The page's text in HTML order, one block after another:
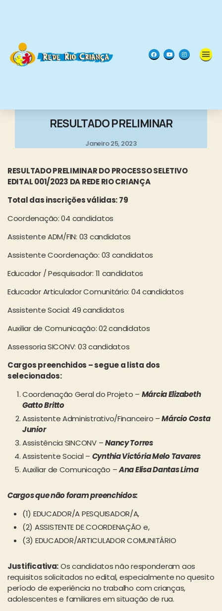
RESULTADO PRELIMINAR
Janeiro 25, 2023
RESULTADO PRELIMINAR DO PROCESSO SELETIVO
EDITAL 001/2023 DA REDE RIO CRIANÇA
Total das inscrições válidas: 79
Coordenação: 04 candidatos
Assistente ADM/FIN: 03 candidatos
Assistente Coordenação: 03 candidatos
Educador / Pesquisador: 11 candidatos
Educador Articulador Comunitário: 04 candidatos
Assistente Social: 49 candidatos
Auxiliar de Comunicação: 02 candidatos
Assessoria SICONV: 03 candidatos
Cargos preenchidos – segue a lista dos
selecionados:
Coordenação Geral do Projeto – Márcia Elizabeth
Gatto Britto
Assistente Administrativo/Financeiro –Márcio Costa
Junior
Assistência SINCONV –Nancy Torres
Assistente Social – Cynthia Victória Melo Tavares
Auxiliar de Comunicação –Ana Elisa Dantas Lima
Cargos que não foram preenchidos:
(1) EDUCADOR/A PESQUISADOR/A,
(2) ASSISTENTE DE COORDENAÇÃO e,
(3) EDUCADOR/ARTICULADOR COMUNITÁRIO
Justificativa:Os candidatos não responderam aos
requisitos solicitados no edital, especialmente no quesito
período de experiência no trabalho com crianças,
adolescentes e familiares em situação de rua.